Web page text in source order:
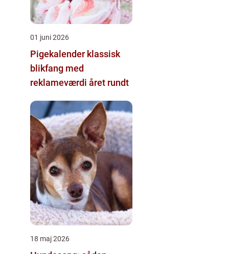
01 juni 2026
Pigekalender klassisk
blikfang med
reklameværdi året rundt
18 maj 2026